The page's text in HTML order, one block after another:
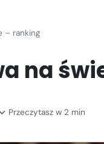
– ranking
na
Przeczytasz w 2 min